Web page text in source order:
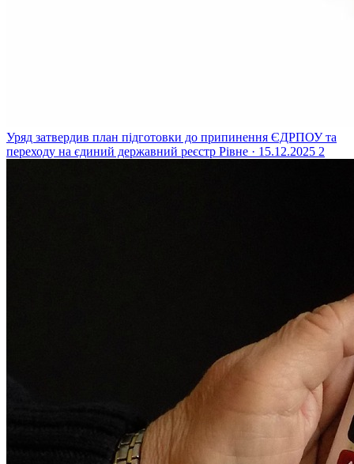
Уряд затвердив план підготовки до припинення ЄДРПОУ та
переходу на єдиний державний реєстр Рівне · 15.12.2025 2